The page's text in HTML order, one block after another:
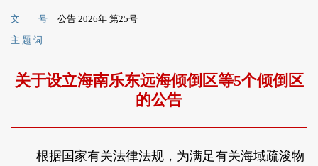
文 号
公告 2026年 第25号
主 题 词
关于设立海南乐东远海倾倒区等5个倾倒区
的公告
根据国家有关法律法规，为满足有关海域疏浚物